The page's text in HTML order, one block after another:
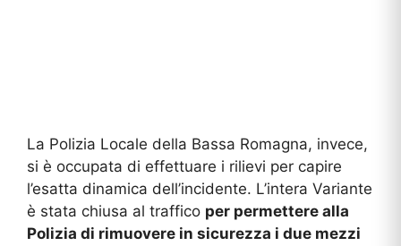
La Polizia Locale della Bassa Romagna, invece,
si è occupata di effettuare i rilievi per capire
l’esatta dinamica dell’incidente. L’intera Variante
è stata chiusa al traffico per permettere alla
Polizia di rimuovere in sicurezza i due mezzi